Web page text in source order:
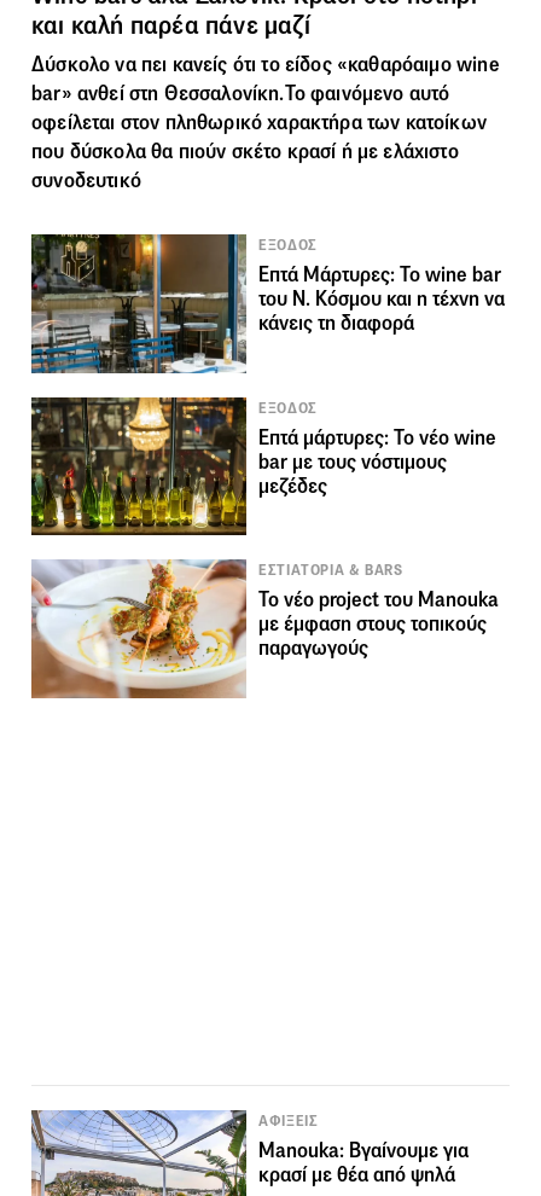
και καλή παρέα πάνε μαζί
Δύσκολο να πει κανείς ότι το είδος «καθαρόαιμο wine
bar» ανθεί στη Θεσσαλονίκη.Το φαινόμενο αυτό
οφείλεται στον πληθωρικό χαρακτήρα των κατοίκων
που δύσκολα θα πιούν σκέτο κρασί ή με ελάχιστο
συνοδευτικό
ΕΞΟΔΟΣ
Επτά Μάρτυρες: Το wine bar
του Ν. Κόσμου και η τέχνη να
κάνεις τη διαφορά
ΕΞΟΔΟΣ
Επτά μάρτυρες: Το νέο wine
bar με τους νόστιμους
μεζέδες
ΕΣΤΙΑΤΟΡΙΑ & BARS
Το νέο project του Manouka
με έμφαση στους τοπικούς
παραγωγούς
ΑΦΙΞΕΙΣ
Μanouka: Βγαίνουμε για
κρασί με θέα από ψηλά